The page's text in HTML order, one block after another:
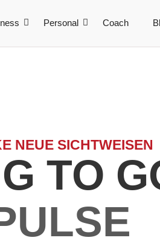
Personal Coach
NEUE SICHTWEISEN
TO